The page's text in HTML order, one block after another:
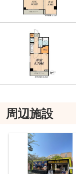
周辺施設